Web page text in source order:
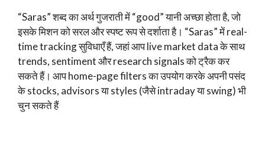
“Saras” शब्द का अर्थ गुजराती में “good” यानी अच्छा होता है, जो
इसके मिशन को सरल और स्पष्ट रूप से दर्शाता है। “Saras” में real-
time tracking सुविधाएँ हैं, जहां आप live market data के साथ
trends, sentiment और research signals को ट्रैक कर
सकते हैं। आप home-page filters का उपयोग करके अपनी पसंद
के stocks, advisors या styles (जैसे intraday या swing) भी
चुन सकते हैं